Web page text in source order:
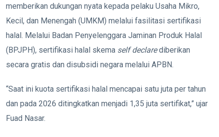
memberikan dukungan nyata kepada pelaku Usaha Mikro,
Kecil, dan Menengah (UMKM) melalui fasilitasi sertifikasi
halal. Melalui Badan Penyelenggara Jaminan Produk Halal
(BPJPH), sertifikasi halal skema self declarediberikan
secara gratis dan disubsidi negara melalui APBN.
“Saat ini kuota sertifikasi halal mencapai satu juta per tahun
dan pada 2026 ditingkatkan menjadi 1,35 juta sertifikat,” ujar
Fuad Nasar.